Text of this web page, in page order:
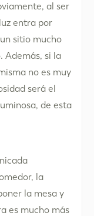
al ser
entra por
sitio mucho
Además, si la
no es muy
será el
de esta
la
la mesa y
es mucho más